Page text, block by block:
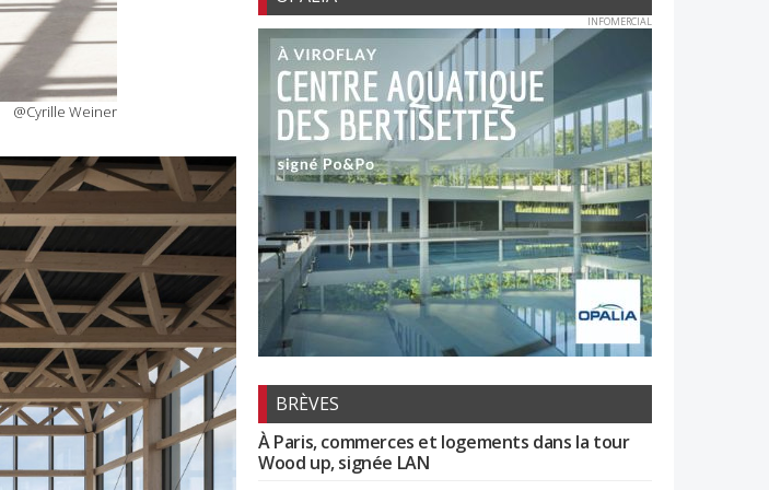
@Cyrille Weiner
INFOMERCIAL
BRÈVES
À Paris, commerces et logements dans la tour
Wood up, signée LAN